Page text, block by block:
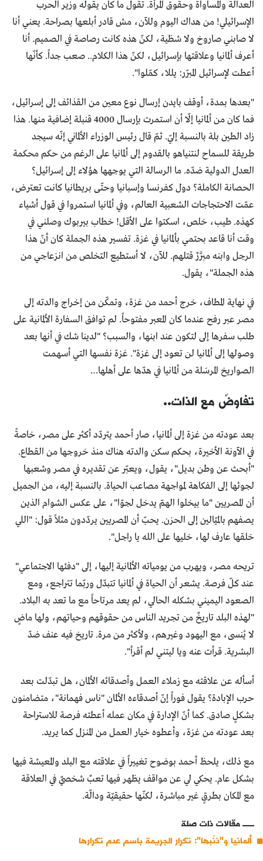
العدالة والمساواة وحقوق المرأة. تقول ما كان يقوله وزير الحرب
الإسرائيلي! من هداك اليوم وللآن، مش قادر أبلعها بصراحة. يعني أنا
لا صابني صاروخ ولا شظية، لكنّ هذه كانت رصاصة في الصميم. أنا
أعرف ألمانيا وعلاقتها بإسرائيل، لكنّ هذا الكلام.. صعب جداً. كأنّها
أعطت لإسرائيل المبرّر: يللا، كمّلوا".
"بعدها بمدة، أوقف بايدن إرسال نوع معين من القذائف إلى إسرائيل،
فما كان من ألمانيا إلّا أن استمرت بإرسال 4000 قنبلة إضافية منها. هذا
زاد الطين بلة بالنسبة إليّ. ثمّ قال رئيس الوزراء الألماني إنّه سيجد
طريقة للسماح لنتنياهو بالقدوم إلى ألمانيا على الرغم من حكم محكمة
العدل الدولية ضدّه. ما الرسالة التي يوجهها هؤلاء إلى إسرائيل؟
الحصانة الكاملة؟ دول كفرنسا وإسبانيا وحتّى بريطانيا كانت تعترض،
عمّت الاحتجاجات الشعبية العالم، وفي ألمانيا استمروا في قول أشياء
كهذه. طيب، خلص، اسكتوا على الأقل! خطاب بيربوك وصلني في
وقت أنا قاعد بحتمي بألمانيا في غزة. تفسير هذه الجملة كان أنّ هذا
الرجل وابنه مبرَّرٌ قتلهم. للآن، لا أستطيع التخلص من انزعاجي من
هذه الجملة"، يقول.
في نهاية المطاف، خرج أحمد من غزة، وتمكّن من إخراج والدته إلى
مصر عبر رفح عندما كان المعبر مفتوحاً. لم توافق السفارة الألمانية على
طلب سفرها إلى لتكون عند ابنها، والسبب؟ "لدينا شك في أنها بعد
وصولها إلى ألمانيا لن تعود إلى غزة". غزة نفسها التي أسهمت
الصواريخ المرسَلة من ألمانيا في هدّها على أهلها…
تفاوضٌ مع الذات..
بعد عودته من غزة إلى ألمانيا، صار أحمد يتردّد أكثر على مصر، خاصةً
في الآونة الأخيرة، بحكم سكن والدته هناك منذ خروجها من القطاع.
"أبحث عن وطن بديل"، يقول، ويعبّر عن تقديره في مصر وشعبها
لجوئها إلى الفكاهة لمواجهة مصاعب الحياة. بالنسبة إليه، من الجميل
أن المصريين "ما بيخلوا الهمّ يدخل لجوّا"، على عكس الشوام الذين
يصفهم بالميّالين إلى الحزن. يحبّ أن المصريين يردّدون مثلاً قول: "اللي
خلقها عارف لها، خليها على الله يا راجل".
تريحه مصر، ويهرب من يومياته الألمانية إليها، إلى "دفئها الاجتماعي"
عند كلّ فرصة. يشعر أن الحياة في ألمانيا تتبدّل وربّما تتراجع، ومع
الصعود اليميني بشكله الحالي، لم يعد مرتاحاً مع ما تعد به البلاد.
"لهذه البلد تاريخٌ من تجريد الناس من حقوقهم وحياتهم، ولها ماضٍ
لا يُنسى، مع اليهود وغيرهم، ولأكثر من مرة. تاريخ فيه عنف ضدّ
البشرية. قرأت عنه ويا ليتني لم أقرأ".
أسأله عن علاقته مع زملاء العمل وأصدقائه الألمان، هل تبدّلت بعد
حرب الإبادة؟ يقول فوراً إنّ أصدقاءه الألمان "ناس فهمانة"، متضامنون
بشكلٍ صادق. كما أنّ الإدارة في مكان عمله أعطته فرصة للاستراحة
بعد عودته من غزة، وأعطوه خيار العمل من المنزل كما يريد.
مع ذلك، يلحظ أحمد بوضوح تغييراً في علاقته مع البلد والمعيشة فيها
بشكل عام. يحكي لي عن مواقف يظهر فيها تعبٌ شخصيٌ في العلاقة
مع المكان بطرقٍ غير مباشرة، لكنّها حقيقيّة ودالّة.
مقالات ذات صلة
ألمانيا و"ذنْبها": تكرار الجريمة باسم عدم تكرارها